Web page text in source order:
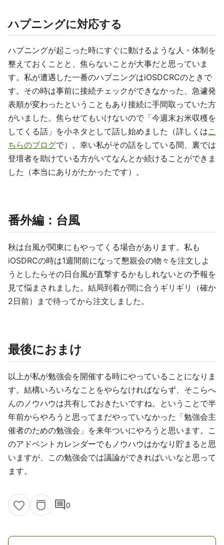
ハプニングに対応する
ハプニングが起こった時にすぐに動けるような人・体制を
整えておくことと、焦らないことが大事だと思っていま
す。私が遭遇した一番のハプニングはiOSDCRCのときで
す。その時は事前に接続チェックができなかった、急遽発
表順が変わったということもあり接続に手間取っていた方
がいました。焦らせてもいけないので「今週末お米収穫を
してくる話」を小ネタとして話し始めました（詳しくはこ
ちらのブログで）。幸い私がその話をしている間、裏では
登壇者を助けている方がいてなんとか続けることができま
した（本当にありがたかったです）。
番外編：台風
秋は台風が関東にもやってくる場合があります。私も
iOSDRCの時は1週間前になって懇親会の物々を注文しよ
うとしたらその日台風が直撃するかもしれないとの予報を
見て悩まされました。結局到着が間に合うギリギリ（確か
2日前）まで待ってから注文しました。
最後におまけ
以上が私が勉強会を開催する時にやっていることになりま
す。結構いろいろなことをやらなければならず、そこらへ
んのノウハウは共有しておきたいですね。ということで半
年前からやろうと思ってまだやっていなかった「勉強会主
催者のための勉強会」を来年ついにやろうと思います。こ
のアドベントカレンダーでもノウハウはかなり貯まると思
いますが、この勉強会では議論ができればいいなと思って
ます。
comment0